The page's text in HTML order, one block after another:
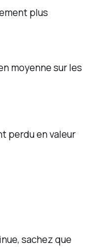
plus
moyenne sur les
perdu en valeur
sachez que